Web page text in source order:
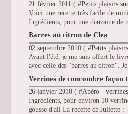
21 février 2011 ( #Petits plaisirs
Voici une recette très facile de
Ingrédients, pour une douzaine de
Barres au citron de Clea
02 septembre 2010 ( #Petits
Avant l'été, je me suis offert le
avec celle des "barres au citron".
Verrines de concombre façon
26 janvier 2010 ( #Apéro -
Ingrédients, pour environ 10
gousse d'ail La recette de Juliette